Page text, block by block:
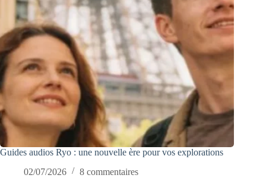
Guides audios Ryo : une nouvelle ère pour vos explorations
02/07/2026
8 commentaires